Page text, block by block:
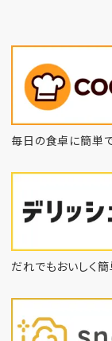
毎日の食卓に簡単
だれでもおいしく